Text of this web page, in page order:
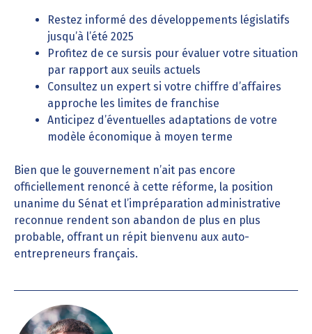
Restez informé des développements législatifs
jusqu’à l’été 2025
Profitez de ce sursis pour évaluer votre situation
par rapport aux seuils actuels
Consultez un expert si votre chiffre d’affaires
approche les limites de franchise
Anticipez d’éventuelles adaptations de votre
modèle économique à moyen terme
Bien que le gouvernement n’ait pas encore
officiellement renoncé à cette réforme, la position
unanime du Sénat et l’impréparation administrative
reconnue rendent son abandon de plus en plus
probable, offrant un répit bienvenu aux auto-
entrepreneurs français.